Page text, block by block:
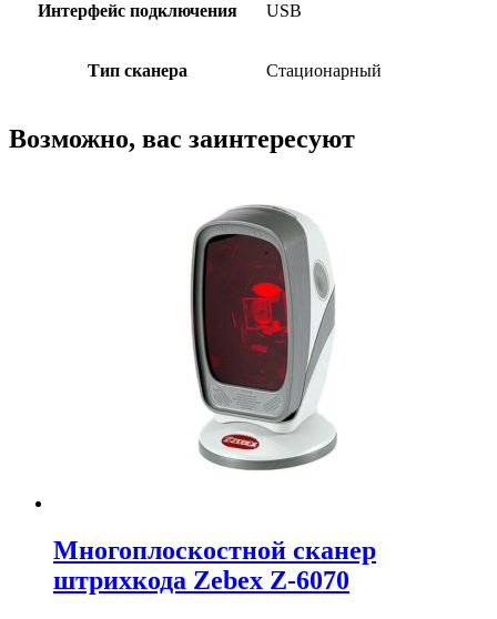
Интерфейс подключения USB
Тип сканера Стационарный
Возможно, вас заинтересуют
Многоплоскостной сканер
штрихкода Zebex Z-6070